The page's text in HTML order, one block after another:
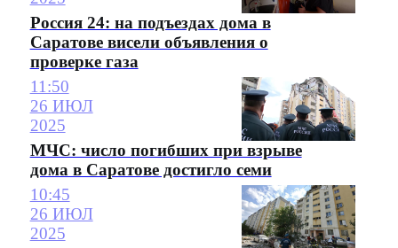
Россия 24: на подъездах дома в
Саратове висели объявления о
проверке газа
11:50
26 ИЮЛ
2025
МЧС: число погибших при взрыве
дома в Саратове достигло семи
10:45
26 ИЮЛ
2025